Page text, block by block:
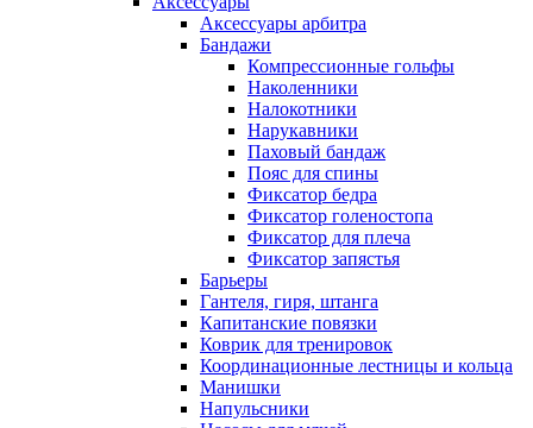
Аксессуары арбитра
Бандажи
Компрессионные гольфы
Наколенники
Налокотники
Нарукавники
Паховый бандаж
Пояс для спины
Фиксатор бедра
Фиксатор голеностопа
Фиксатор для плеча
Фиксатор запястья
Барьеры
Гантеля, гиря, штанга
Капитанские повязки
Коврик для тренировок
Координационные лестницы и кольца
Манишки
Напульсники